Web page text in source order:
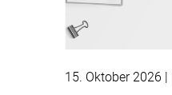
15. Oktober 2026 |